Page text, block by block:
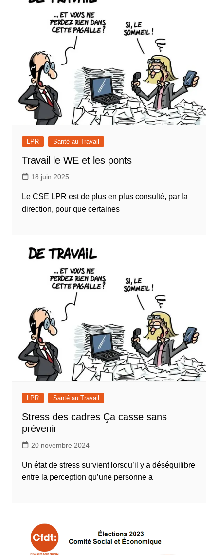
LPR Santé au Travail
Travail le WE et les ponts
18 juin 2025
Le CSE LPR est de plus en plus consulté, par la
direction, pour que certaines
LPR Santé au Travail
Stress des cadres Ça casse sans
prévenir
20 novembre 2024
Un état de stress survient lorsqu’il y a déséquilibre
entre la perception qu’une personne a